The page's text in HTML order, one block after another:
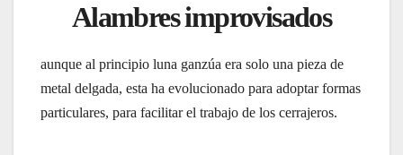
Alambres improvisados
aunque al principio luna ganzúa era solo una pieza de
metal delgada, esta ha evolucionado para adoptar formas
particulares, para facilitar el trabajo de los cerrajeros.